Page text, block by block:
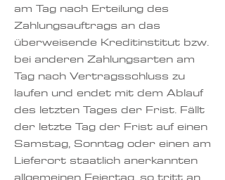
am Tag nach Erteilung des
Zahlungsauftrags an das
überweisende Kreditinstitut bzw.
bei anderen Zahlungsarten am
Tag nach Vertragsschluss zu
laufen und endet mit dem Ablauf
des letzten Tages der Frist. Fällt
der letzte Tag der Frist auf einen
Samstag, Sonntag oder einen am
Lieferort staatlich anerkannten